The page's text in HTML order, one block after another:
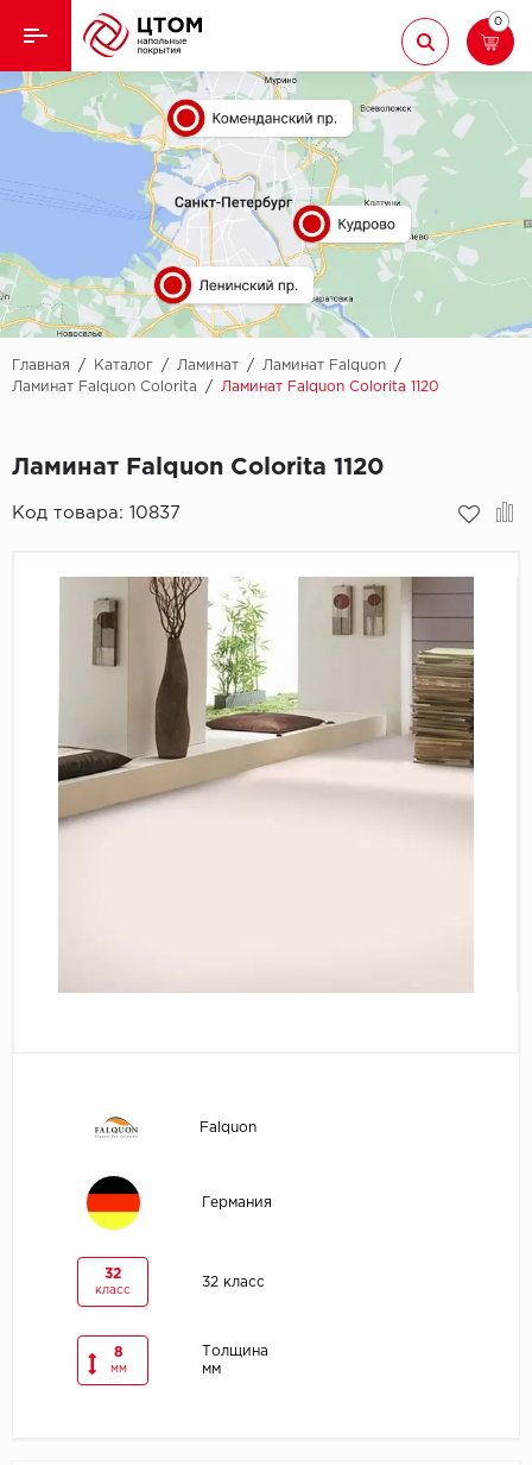
Назад
Кварцвиниловая плитка
Назад
Aberhof
Adelar
Alfa
AllureFloor
Alpine floor
Arbiton
Berry Alloc
Bohofloor
Classen
CorkArt Vinyl
CronaFloor
Ламинат
Ковролин
Линолеум
Паркет
Плинтус
Подложка
Пробковое покрытие
0
Главная / Каталог / Ламинат / Ламинат Falquon
/
Ламинат Falquon Colorita
/ Ламинат Falquon Colorita 1120
Ламинат Falquon Colorita 1120
Код товара: 10837
Falquon
Германия
32
класс
32 класс
8
мм
Толщина
мм